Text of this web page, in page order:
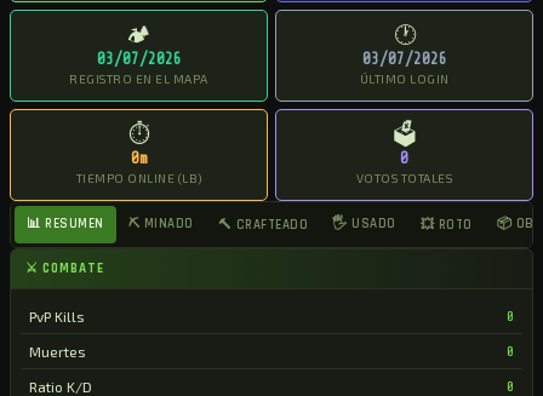
🏕
03/07/2026
REGISTRO EN EL MAPA
🕐
03/07/2026
ÚLTIMO LOGIN
⏱
0m
TIEMPO ONLINE (LB)
🗳
0
VOTOS TOTALES
📊 RESUMEN ⛏ MINADO 🔨 CRAFTEADO 🖐 USADO 💥 ROTO 📦
⚔ COMBATE
PvP Kills 0
Muertes 0
Ratio K/D 0